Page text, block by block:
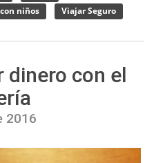
niños Viajar Seguro
dinero con el
2016